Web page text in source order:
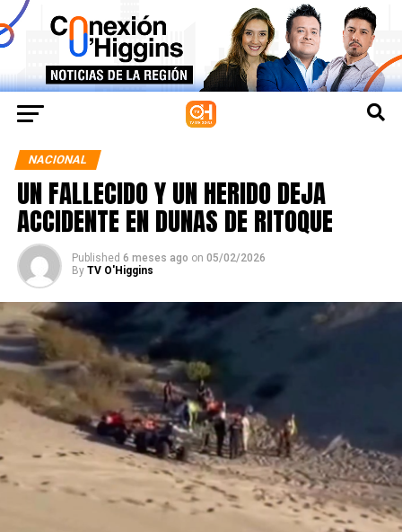
NACIONAL
UN FALLECIDO Y UN HERIDO DEJA
ACCIDENTE EN DUNAS DE RITOQUE
Published 6 meses ago on 05/02/2026
By TV O'Higgins